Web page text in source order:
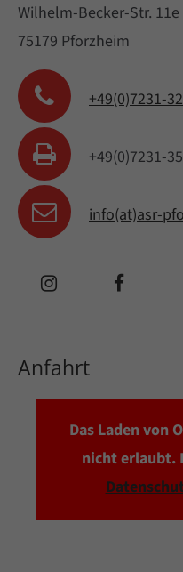
Wilhelm-Becker-Str. 11e
75179 Pforzheim
+49(0)7231-
+49(0)7231-
info(at)asr-
Anfahrt
Das Laden von
nicht erlaubt.